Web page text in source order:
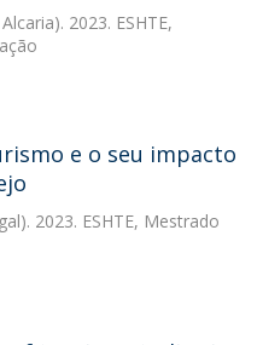
2023. ESHTE,
e o seu impacto
2023. ESHTE, Mestrado